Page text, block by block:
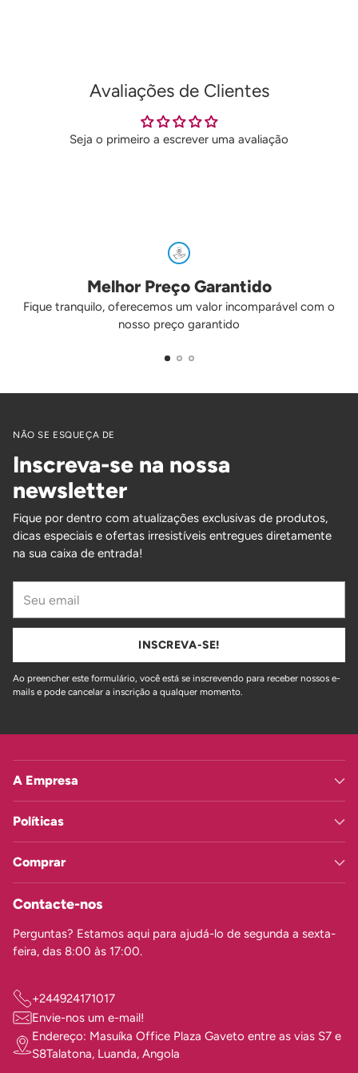
Avaliações de Clientes
Seja o primeiro a escrever uma avaliação
Melhor Preço Garantido
Fique tranquilo, oferecemos um valor incomparável com o
nosso preço garantido
NÃO SE ESQUEÇA DE
Inscreva-se na nossa
newsletter
Fique por dentro com atualizações exclusivas de produtos,
dicas especiais e ofertas irresistíveis entregues diretamente
na sua caixa de entrada!
email
INSCREVA-SE!
Ao preencher este formulário, você está se inscrevendo para receber nossos e-
mails e pode cancelar a inscrição a qualquer momento.
A Empresa
Políticas
Comprar
Contacte-nos
Perguntas? Estamos aqui para ajudá-lo de segunda a sexta-
feira, das 8:00 às 17:00.
+244924171017
Envie-nos um e-mail!
Endereço: Masuíka Office Plaza Gaveto entre as vias S7 e
S8Talatona, Luanda, Angola